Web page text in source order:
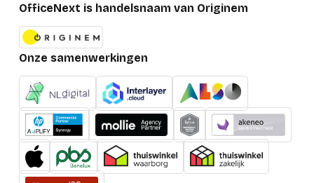
OfficeNext is handelsnaam van Originem
Onze samenwerkingen